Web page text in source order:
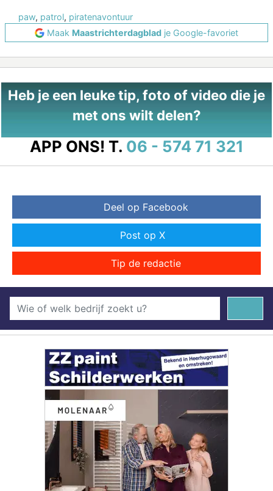
paw, patrol, piratenavontuur
Maak Maastrichterdagblad je Google-favoriet
Heb je een leuke tip, foto of video die je
met ons wilt delen?
APP ONS! T. 06 - 574 71 321
Deel op Facebook
Post op X
Tip de redactie